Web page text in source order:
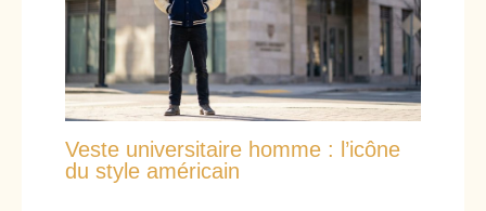
Veste universitaire homme : l’icône
du style américain